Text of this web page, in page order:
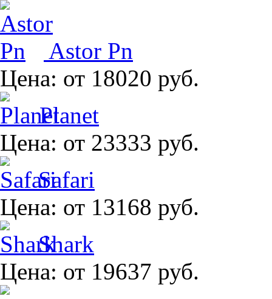
Astor Pn
Цена: от 18020 руб.
Planet
Цена: от 23333 руб.
Safari
Цена: от 13168 руб.
Shark
Цена: от 19637 руб.